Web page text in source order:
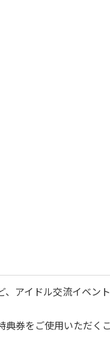
アイドル交流イベン
券をご使用いただく